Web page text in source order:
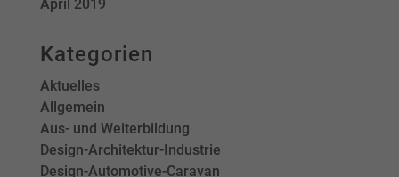
April 2019
Kategorien
Aktuelles
Allgemein
Aus- und Weiterbildung
Design-Architektur-Industrie
Design-Automotive-Caravan